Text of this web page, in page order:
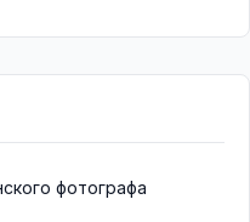
фотографа